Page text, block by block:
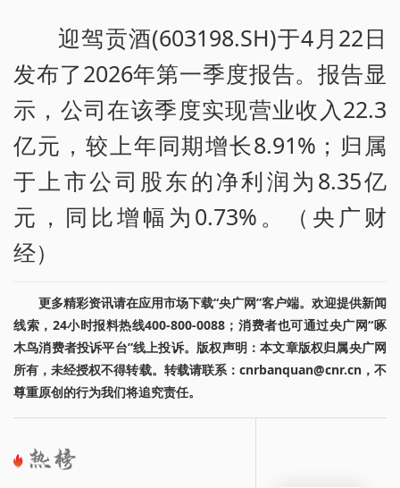
迎驾贡酒(603198.SH)于4月22日
发布了2026年第一季度报告。报告显
示，公司在该季度实现营业收入22.3
亿元，较上年同期增长8.91%；归属
于上市公司股东的净利润为8.35亿
元，同比增幅为0.73%。（央广财
经）
更多精彩资讯请在应用市场下载“央广网”客户端。欢迎提供新闻
线索，24小时报料热线400-800-0088；消费者也可通过央广网“啄
木鸟消费者投诉平台”线上投诉。版权声明：本文章版权归属央广网
所有，未经授权不得转载。转载请联系：cnrbanquan@cnr.cn，不
尊重原创的行为我们将追究责任。